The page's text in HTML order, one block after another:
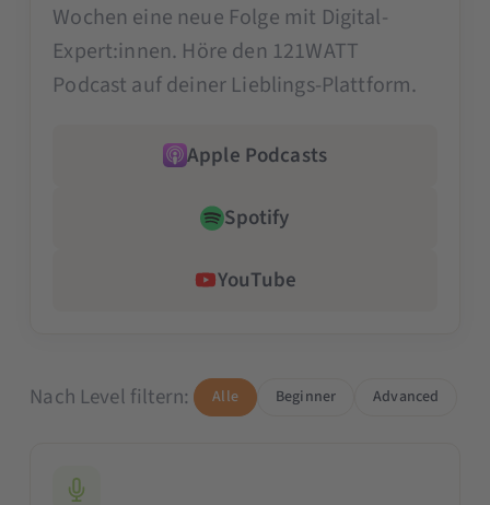
Wochen eine neue Folge mit Digital-
Expert:innen. Höre den 121WATT
Podcast auf deiner Lieblings-Plattform.
Apple Podcasts
Spotify
YouTube
Nach Level filtern: Alle Beginner Advanced